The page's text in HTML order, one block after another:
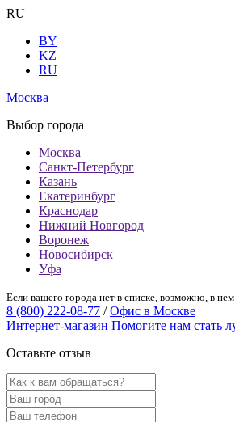
RU
BY
KZ
RU
Москва
Выбор города
Москва
Санкт-Петербург
Казань
Екатеринбург
Краснодар
Нижний Новгород
Воронеж
Новосибирск
Уфа
Если вашего города нет в списке, возможно, в
8 (800) 222-08-77 / Офис в Москве
Интернет-магазин Помогите нам стать
Оставьте отзыв